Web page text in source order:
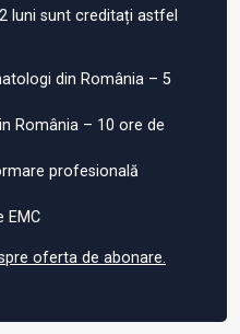
luni sunt creditați astfel
din România – 5
România – 10 ore de
profesională
EMC
oferta de abonare.